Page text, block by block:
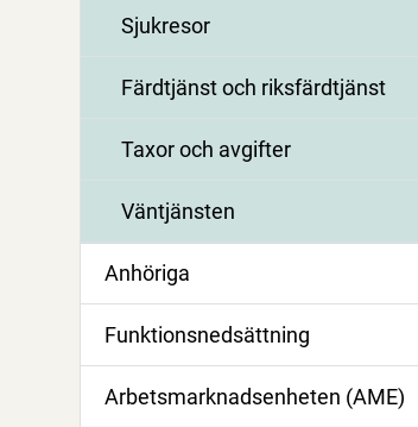
Sjukresor
Färdtjänst och riksfärdtjänst
Taxor och avgifter
Väntjänsten
Anhöriga
Funktionsnedsättning
Arbetsmarknadsenheten (AME)